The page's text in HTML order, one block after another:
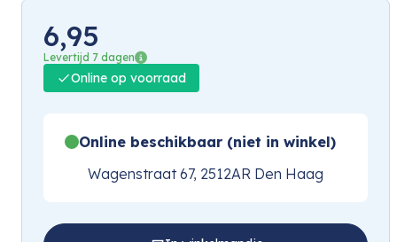
6,95
Levertijd 7 dagen
Online op voorraad
Online beschikbaar (niet in winkel)
Wagenstraat 67, 2512AR Den Haag